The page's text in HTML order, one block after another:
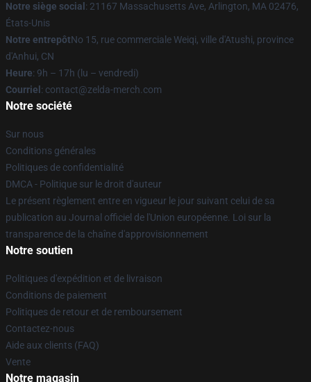
Notre siège social : 21167 Massachusetts Ave, Arlington, MA 02476,
États-Unis
Notre entrepôtNo 15, rue commerciale Weiqi, ville d'Atushi, province
d'Anhui, CN
Heure: 9h – 17h (lu – vendredi)
Courriel : contact@zelda-merch.com
Notre société
Sur nous
Conditions générales
Politiques de confidentialité
DMCA - Politique sur le droit d'auteur
Le présent règlement entre en vigueur le jour suivant celui de sa
publication au Journal officiel de l'Union européenne. Loi sur la
transparence de la chaîne d'approvisionnement
Notre soutien
Politiques d'expédition et de livraison
Conditions de paiement
Politiques de retour et de remboursement
Contactez-nous
Aide aux clients (FAQ)
Vente
Notre magasin